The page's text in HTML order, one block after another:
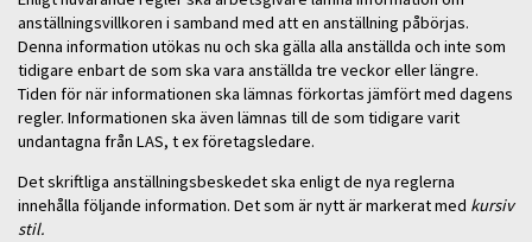
anställningsvillkoren i samband med att en anställning påbörjas.
Denna information utökas nu och ska gälla alla anställda och inte som
tidigare enbart de som ska vara anställda tre veckor eller längre.
Tiden för när informationen ska lämnas förkortas jämfört med dagens
regler. Informationen ska även lämnas till de som tidigare varit
undantagna från LAS, t ex företagsledare.
Det skriftliga anställningsbeskedet ska enligt de nya reglerna
innehålla följande information. Det som är nytt är markerat med kursiv
stil.